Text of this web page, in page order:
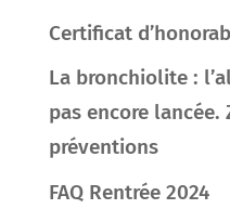
Certificat
La bronchiolite :
pas encore lancée.
préventions
FAQ Rentrée 2024